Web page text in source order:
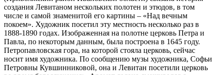
создания Левитаном нескольких полотен и этюдов, в том
числе и самой знаменитой его картины – «Над вечным
покоем». Художник посетил эту местность несколько раз в
1888-1890 годах. Изображенная на полотне церковь Петра и
Павла, по некоторым данным, была построена в 1645 году.
Петропавловская гора, на которой стояла церковь, сейчас
носит имя художника. По сообщению музы художника, Софьи
Петровны Кувшинниковой, она и Левитан посетили церковь